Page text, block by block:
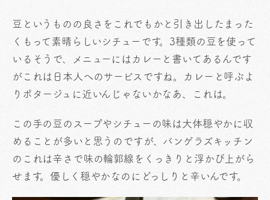
豆というものの良さをこれでもかと引き出したまった
くもって素晴らしいシチューです。3種類の豆を使って
いるそうで、メニューにはカレーと書いてあるんです
がこれは日本人へのサービスですね。カレーと呼ぶよ
りポタージュに近いんじゃないかなあ、これは。
この手の豆のスープやシチューの味は大体穏やかに収
めることが多いと思うのですが、バンゲラズキッチン
のこれは辛さで味の輪郭線をくっきりと浮かび上がら
せます。優しく穏やかなのにどっしりと辛いんです。